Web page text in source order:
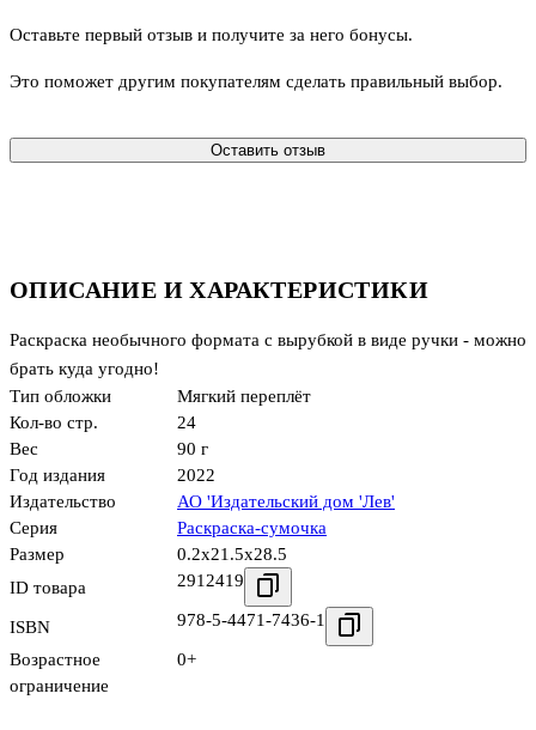
ОПИСАНИЕ И ХАРАКТЕРИСТИКИ
Раскраска необычного формата с вырубкой в виде ручки - можно
брать куда угодно!
Тип обложки
Мягкий переплёт
Кол-во стр.
24
Вес
90 г
Год издания
2022
Издательство
АО 'Издательский дом 'Лев'
Серия
Раскраска-сумочка
Размер
0.2x21.5x28.5
ID товара
2912419
ISBN 978-5-4471-7436-1
Возрастное
ограничение
0+
Оставьте первый отзыв и получите за него бонусы.
Это поможет другим покупателям сделать правильный выбор.
Оставить отзыв